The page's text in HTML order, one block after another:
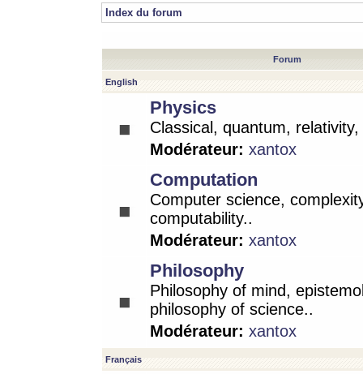
Index du forum
Forum
English
Physics
Classical, quantum,
Modérateur: xantox
Computation
Computer science,
computability..
Modérateur: xantox
Philosophy
Philosophy of mind,
philosophy of science..
Modérateur: xantox
Français